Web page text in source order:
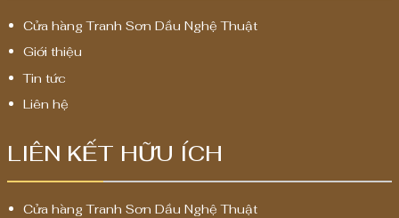
Cửa hàng Tranh Sơn Dầu Nghệ Thuật
Giới thiệu
Tin tức
Liên hệ
LIÊN KẾT HỮU ÍCH
Cửa hàng Tranh Sơn Dầu Nghệ Thuật